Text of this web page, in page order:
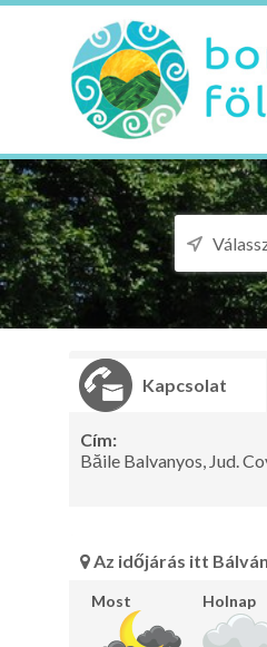
Kapcsolat
Cím:
Băile Balvanyos, Jud.
Az időjárás itt
Most Holnap